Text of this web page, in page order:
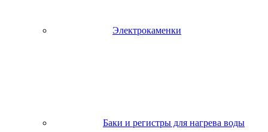
Электрокаменки
Баки и регистры для нагрева воды